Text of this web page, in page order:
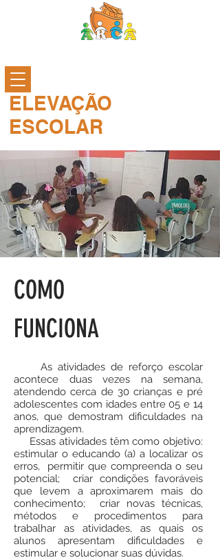
ELEVAÇÃO
ESCOLAR
COMO
FUNCIONA
As atividades de reforço escolar
acontece duas vezes na semana,
atendendo cerca de 30 crianças e pré
adolescentes com idades entre 05 e 14
anos, que demostram dificuldades na
aprendizagem.
Essas atividades têm como objetivo:
estimular o educando (a) a localizar os
erros, permitir que compreenda o seu
potencial; criar condições favoráveis
que levem a aproximarem mais do
conhecimento; criar novas técnicas,
métodos e procedimentos para
trabalhar as atividades, as quais os
alunos apresentam dificuldades e
estimular e solucionar suas dúvidas.